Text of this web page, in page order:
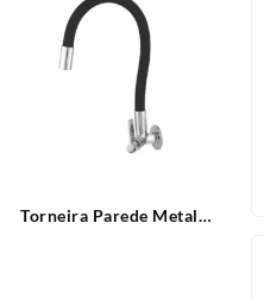
Torneira Parede Metal